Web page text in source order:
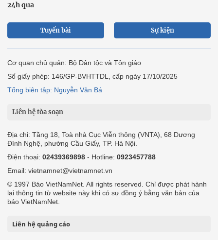
24h qua
Tuyến bài Sự kiện
Cơ quan chủ quản: Bộ Dân tộc và Tôn giáo
Số giấy phép: 146/GP-BVHTTDL, cấp ngày 17/10/2025
Tổng biên tập: Nguyễn Văn Bá
Liên hệ tòa soạn
Địa chỉ: Tầng 18, Toà nhà Cục Viễn thông (VNTA), 68 Dương
Đình Nghệ, phường Cầu Giấy, TP. Hà Nội.
Điện thoại: 02439369898 - Hotline: 0923457788
Email: vietnamnet@vietnamnet.vn
© 1997 Báo VietNamNet. All rights reserved. Chỉ được phát hành
lại thông tin từ website này khi có sự đồng ý bằng văn bản của
báo VietNamNet.
Liên hệ quảng cáo